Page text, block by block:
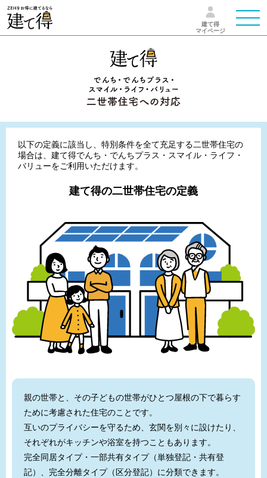
建て得
マイページ
以下の定義に該当し、特別条件を全て充足する二世帯住宅の
場合は、建て得でんち・でんちプラス・スマイル・ライフ・
バリューをご利用いただけます。
建て得の二世帯住宅の定義
親の世帯と、その子どもの世帯がひとつ屋根の下で暮らす
ために考慮された住宅のことです。
互いのプライバシーを守るため、玄関を別々に設けたり、
それぞれがキッチンや浴室を持つこともあります。
完全同居タイプ・一部共有タイプ（単独登記・共有登
記）、完全分離タイプ（区分登記）に分類できます。